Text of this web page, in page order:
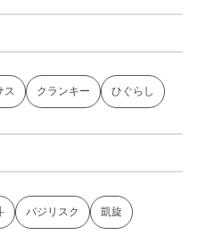
ス クランキー ひぐらし
バジリスク 凱旋